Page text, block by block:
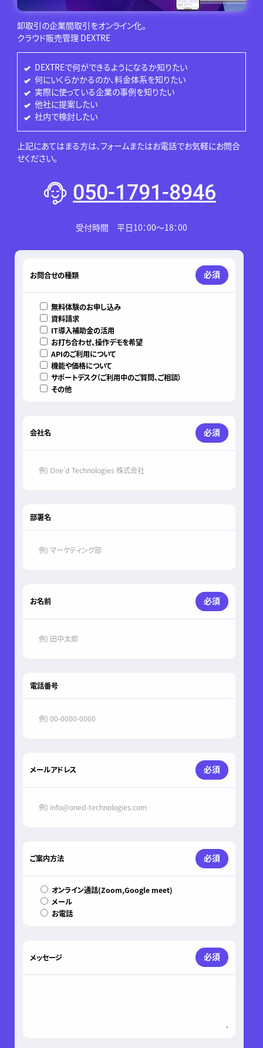
卸取引の企業間取引をオンライン化。
クラウド販売管理 DEXTRE
DEXTREで何ができるようになるか知りたい
何にいくらかかるのか、料金体系を知りたい
実際に使っている企業の事例を知りたい
他社に提案したい
社内で検討したい
上記にあてはまる方は、フォームまたはお電話でお気軽にお問合
せください。
050-1791-8946
受付時間 平日10：00～18：00
このフィールドは空のままにしてください。
お問合せの種類 必須
無料体験のお申し込み
資料請求
IT導入補助金の活用
お打ち合わせ、操作デモを希望
APIのご利用について
機能や価格について
サポートデスク（ご利用中のご質問、ご相談）
その他
会社名 必須
部署名
お名前 必須
電話番号
メールアドレス 必須
ご案内方法 必須
オンライン通話(Zoom,Google meet)
メール
お電話
メッセージ 必須